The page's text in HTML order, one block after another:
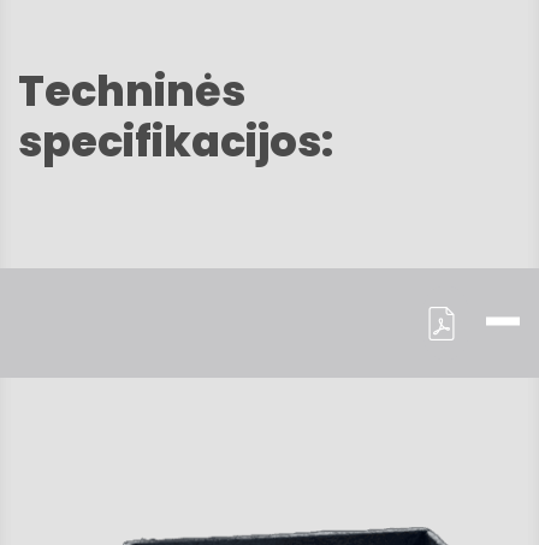
Techninės
specifikacijos: